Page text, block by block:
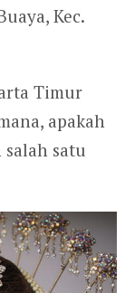
Kec.
Timur
apakah
satu